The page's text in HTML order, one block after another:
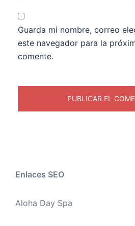
Guarda mi nombre, correo
este navegador para la
comente.
Enlaces SEO
Aloha Day Spa